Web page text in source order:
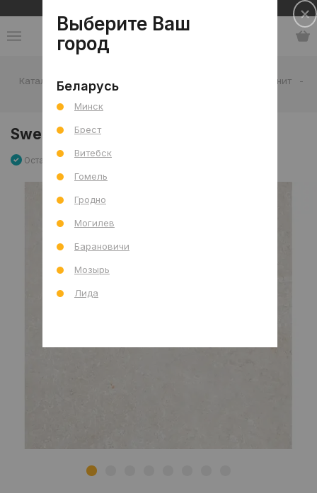
Каталог - Керамогранит
-
Swees Bianco Sugar 60x60 R
Swees Bianco Sugar 60x60 R
Остаток 2.16 м2 Артикул: 0000026799
Выберите Ваш
город
Беларусь
Минск
Брест
Витебск
Гомель
Гродно
Могилев
Барановичи
Мозырь
Лида